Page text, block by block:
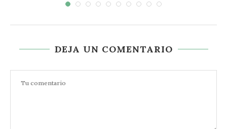
DEJA UN COMENTARIO